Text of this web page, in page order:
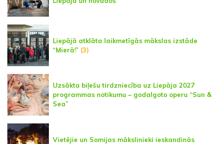
Liepājā atklāta laikmetīgās mākslas izstāde
“Mierā!” (3)
Uzsākta biļešu tirdzniecība uz Liepāja 2027
programmas notikumu – godalgoto operu “Sun &
Sea”
Vietējie un Somijas mākslinieki ieskandinās